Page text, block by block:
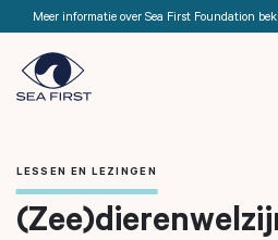
Meer informatie over Sea First Foundation
LESSEN EN LEZINGEN